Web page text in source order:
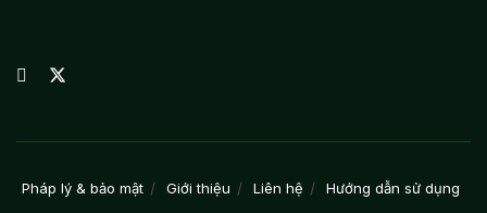
Pháp lý & bảo mật Giới thiệu Liên hệ Hướng dẫn sử dụng